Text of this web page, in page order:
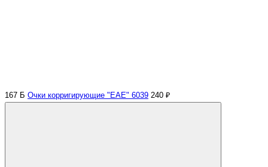
167 Б Очки корригирующие "ЕАЕ" 6039 240 ₽